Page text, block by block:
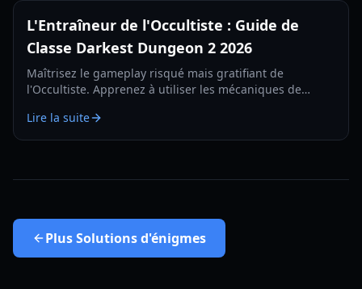
L'Entraîneur de l'Occultiste : Guide de
Classe Darkest Dungeon 2 2026
Maîtrisez le gameplay risqué mais gratifiant de
l'Occultiste. Apprenez à utiliser les mécaniques de
compétences et les meilleurs builds.
Lire la suite
PlusSolutions d'énigmes